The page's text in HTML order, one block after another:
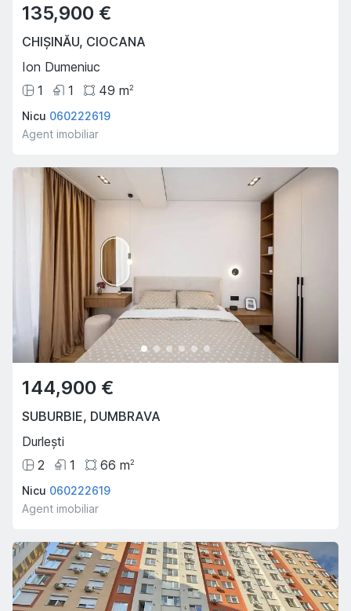
135,900 €
CHIȘINĂU, CIOCANA
Ion Dumeniuc
1
1 49 m2
Nicu 060222619
Agent imobiliar
144,900 €
SUBURBIE, DUMBRAVA
Durlești
2
1 66 m2
Nicu 060222619
Agent imobiliar